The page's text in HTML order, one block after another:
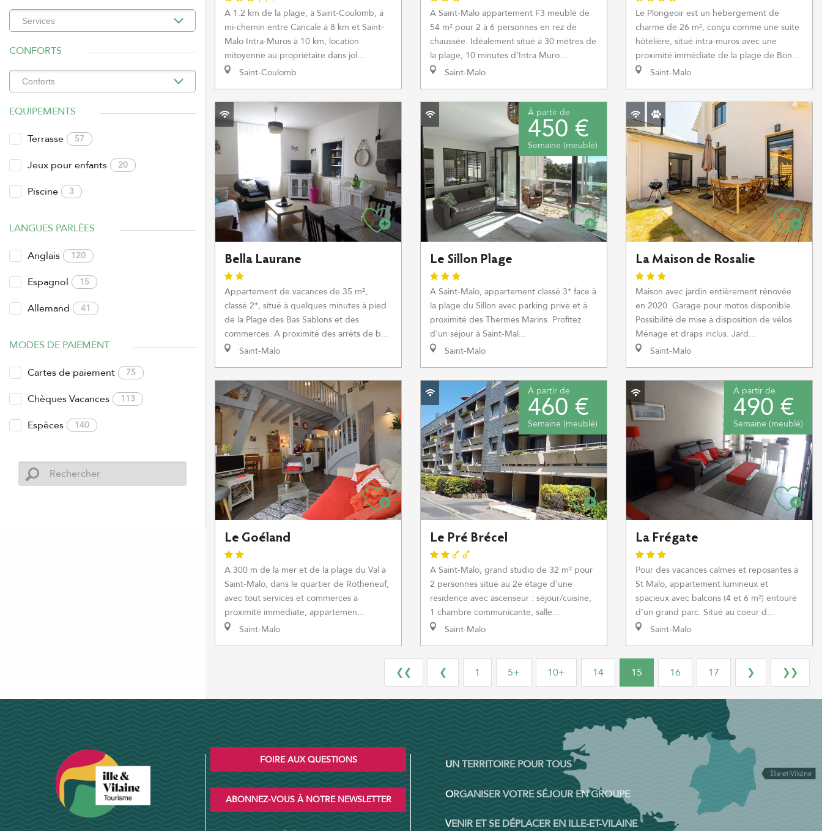
CONFORTS
EQUIPEMENTS
Terrasse 57
Jeux pour enfants 20
Piscine 3
LANGUES PARLÉES
Anglais 120
Espagnol 15
Allemand 41
MODES DE PAIEMENT
Cartes de paiement 75
Chèques Vacances 113
Espèces 140
A 1.2 km de la plage, à Saint-Coulomb, à
mi-chemin entre Cancale à 8 km et Saint-
Malo Intra-Muros à 10 km, location
mitoyenne au propriétaire dans jol...
Saint-Coulomb
A Saint-Malo appartement F3 meublé de
54 m² pour 2 à 6 personnes en rez de
chaussée. Idéalement situé à 30 mètres de
la plage, 10 minutes d'Intra Muro...
Saint-Malo
Le Plongeoir est un hébergement de
charme de 26 m², conçu comme une suite
hôtelière, situé intra-muros avec une
proximité immédiate de la plage de Bon...
Saint-Malo
Bella Laurane
Appartement de vacances de 35 m²,
classé 2*, situé à quelques minutes à pied
de la Plage des Bas Sablons et des
commerces. A proximité des arrêts de b...
Saint-Malo
À partir de
450 €
Semaine (meublé)
Le Sillon Plage
A Saint-Malo, appartement classé 3* face à
la plage du Sillon avec parking privé et à
proximité des Thermes Marins. Profitez
d'un séjour à Saint-Mal...
Saint-Malo
La Maison de Rosalie
Maison avec jardin entièrement rénovée
en 2020. Garage pour motos disponible.
Possibilité de mise à disposition de vélos
Ménage et draps inclus. Jard...
Saint-Malo
Le Goéland
A 300 m de la mer et de la plage du Val à
Saint-Malo, dans le quartier de Rotheneuf,
avec tout services et commerces à
proximité immédiate, appartemen...
Saint-Malo
À partir de
460 €
Semaine (meublé)
Le Pré Brécel
A Saint-Malo, grand studio de 32 m² pour
2 personnes situé au 2e étage d'une
résidence avec ascenseur : séjour/cuisine,
1 chambre communicante, salle...
Saint-Malo
À partir de
490 €
Semaine (meublé)
La Frégate
Pour des vacances calmes et reposantes à
St Malo, appartement lumineux et
spacieux avec balcons (4 et 6 m²) entouré
d’un grand parc. Situé au coeur d...
Saint-Malo
❮❮ ❮ 1 5+ 10+ 14 15 16 17 ❯ ❯❯
FOIRE AUX QUESTIONS
ABONNEZ-VOUS À NOTRE NEWSLETTER
UN TERRITOIRE POUR TOUS
ORGANISER VOTRE SÉJOUR EN GROUPE
VENIR ET SE DÉPLACER EN ILLE-ET-VILAINE